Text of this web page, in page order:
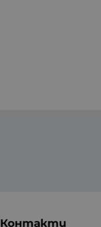
Контакти